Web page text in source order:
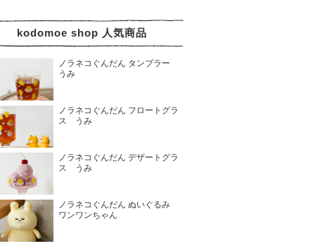
kodomoe shop 人気商品
ノラネコぐんだん タンブラー
うみ
ノラネコぐんだん フロートグラ
ス うみ
ノラネコぐんだん デザートグラ
ス うみ
ノラネコぐんだん ぬいぐるみ
ワンワンちゃん